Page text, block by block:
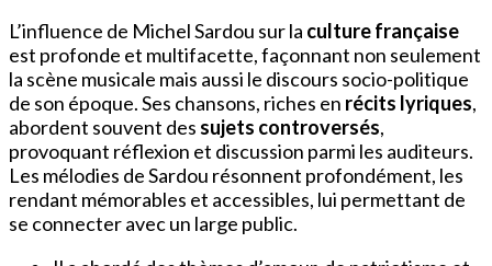
L’influence de Michel Sardou sur la culture française
est profonde et multifacette, façonnant non seulement
la scène musicale mais aussi le discours socio-politique
de son époque. Ses chansons, riches en récits lyriques,
abordent souvent des sujets controversés,
provoquant réflexion et discussion parmi les auditeurs.
Les mélodies de Sardou résonnent profondément, les
rendant mémorables et accessibles, lui permettant de
se connecter avec un large public.